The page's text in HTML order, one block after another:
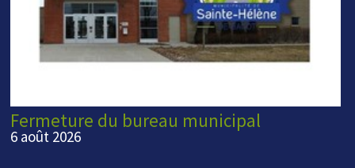
Fermeture du bureau municipal
6 août 2026